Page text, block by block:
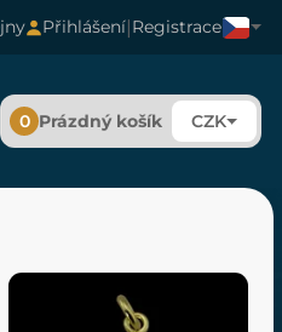
Přihlášení|Registrace
0 Prázdný košík CZK